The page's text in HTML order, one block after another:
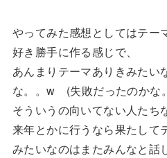
やってみた感想としてはテー
好き勝手に作る感じで、
あんまりテーマありきみたい
な。。w (失敗だったのかな
そういうの向いてない人たち
来年とかに行うなら果たして
みたいなのはまたみんなと話